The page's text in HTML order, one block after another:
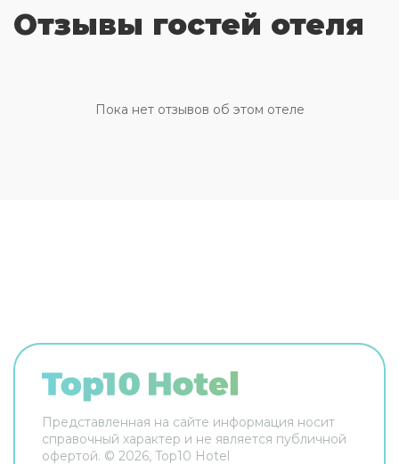
забронировать экскурсию, обратитесь в
экскурсионное бюро отеля. Удобно для гостей
услуги, пресса, прокат автомобилей, сейф и
консьерж. Сотрудники отеля поддержат беседу
Отзывы гостей отеля
Пока нет отзывов об этом отеле
Представленная на сайте информация носит
справочный характер и не является публичной
офертой. © 2026, Top10 Hotel